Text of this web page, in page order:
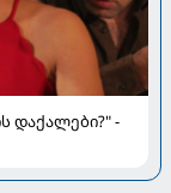
დაქალები?" -